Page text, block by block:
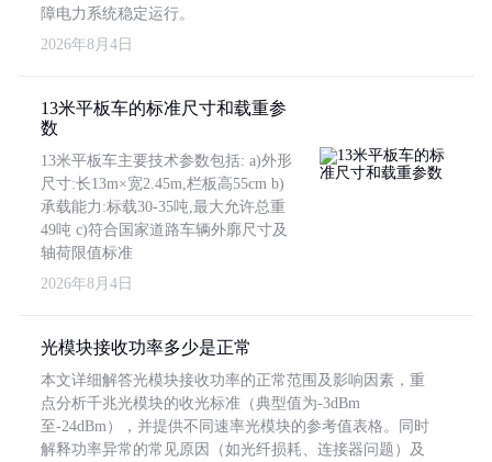
障电力系统稳定运行。
2026年8月4日
13米平板车的标准尺寸和载重参
数
13米平板车主要技术参数包括: a)外形
尺寸:长13m×宽2.45m,栏板高55cm b)
承载能力:标载30-35吨,最大允许总重
49吨 c)符合国家道路车辆外廓尺寸及
轴荷限值标准
2026年8月4日
光模块接收功率多少是正常
本文详细解答光模块接收功率的正常范围及影响因素，重
点分析千兆光模块的收光标准（典型值为-3dBm
至-24dBm），并提供不同速率光模块的参考值表格。同时
解释功率异常的常见原因（如光纤损耗、连接器问题）及